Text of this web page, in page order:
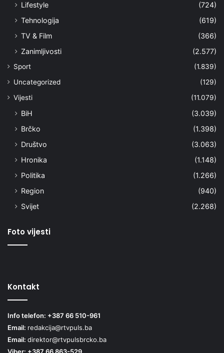
Lifestyle
(724)
Tehnologija
(619)
TV & Film
(366)
Zanimljivosti
(2.577)
Sport
(1.839)
Uncategorized
(129)
Vijesti
(11.079)
BiH
(3.039)
Brčko
(1.398)
Društvo
(3.063)
Hronika
(1.148)
Politika
(1.266)
Region
(940)
Svijet
(2.268)
Foto vijesti
Kontakt
Info telefon: +387 66 510-961
Email: redakcija@rtvpuls.ba
Email: direktor@rtvpulsbrcko.ba